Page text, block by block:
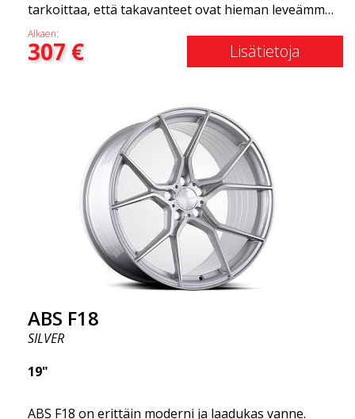
tarkoittaa, että takavanteet ovat hieman leveämmät
kuin etuvanteet. Tämä antaa autolle kovan ilmeen,
joka usein yhdistetään kilpa-ajoon. (Ne ovat myös
saatavilla neliömäisenä kokoonpanona.) Toisin
urheilullisemman ulkonäön. Samalla haluamme
korostaa, että nämä vanteet tarjoavat
uskomattoman hyvän suorituskyvyn suhteessa
niiden hintaan. Edistynyt Flow Forming -
tuotantotekniikka tekee vanteista sekä vahvempia
että kevyempiä kuin tavalliset alumiinivanteet.
Tämän huomaat ajaessasi ABS F18 -vanteilla.
Olemme ylpeitä voidessamme tarjota ne
valikoimassamme!
Alkaen:
307€ Lisätietoja
ABS F18
SILVER
19"
ABS F18 on erittäin moderni ja laadukas vanne.